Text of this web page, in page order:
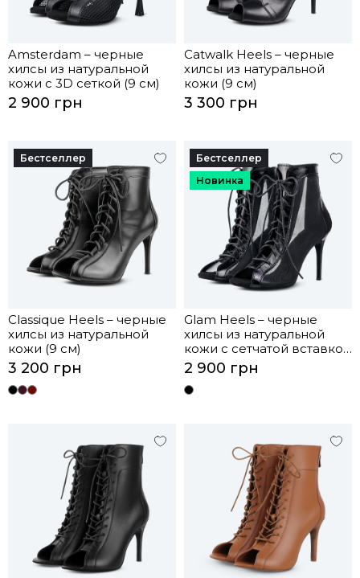
Amsterdam – черные
хилсы из натуральной
кожи с 3D сеткой (9 см)
2 900 грн
Catwalk Heels – черные
хилсы из натуральной
кожи (9 см)
3 300 грн
Бестселлер
Classique Heels – черные
хилсы из натуральной
кожи (9 см)
3 200 грн
Бестселлер
Новинка
Glam Heels – черные
хилсы из натуральной
кожи с сетчатой вставкой
(9 см)
2 900 грн